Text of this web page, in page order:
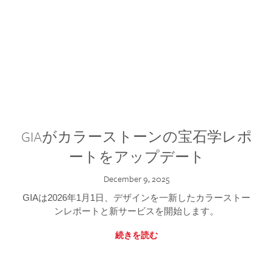
GIAがカラーストーンの宝石学レポ
ートをアップデート
December 9, 2025
GIAは2026年1月1日、デザインを一新したカラーストー
ンレポートと新サービスを開始します。
続きを読む